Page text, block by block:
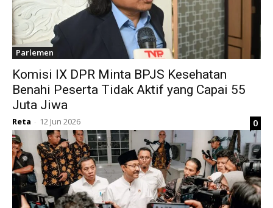
Parlemen
Komisi IX DPR Minta BPJS Kesehatan
Benahi Peserta Tidak Aktif yang Capai 55
Juta Jiwa
Reta - 12 Jun 2026 0